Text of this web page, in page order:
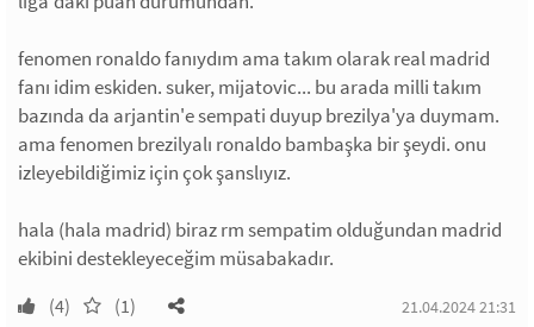
fenomen ronaldo fanıydım ama takım olarak real madrid
fanı idim eskiden. suker, mijatovic... bu arada milli takım
bazında da arjantin'e sempati duyup brezilya'ya duymam.
ama fenomen brezilyalı ronaldo bambaşka bir şeydi. onu
izleyebildiğimiz için çok şanslıyız.
hala (hala madrid) biraz rm sempatim olduğundan madrid
ekibini destekleyeceğim müsabakadır.
(4) (1) 21.04.2024 21:31